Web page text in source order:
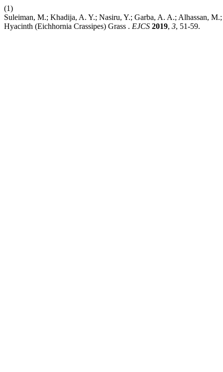
(1)
Suleiman, M.; Khadija, A. Y.; Nasiru, Y.; Garba, A. A.; Alhassan,
Hyacinth (Eichhornia Crassipes) Grass . EJCS 2019, 3, 51-59.